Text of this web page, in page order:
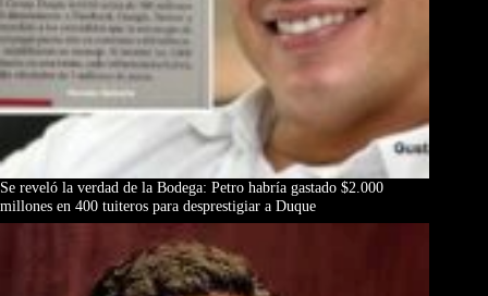
Se reveló la verdad de la Bodega: Petro habría gastado $2.000
millones en 400 tuiteros para desprestigiar a Duque